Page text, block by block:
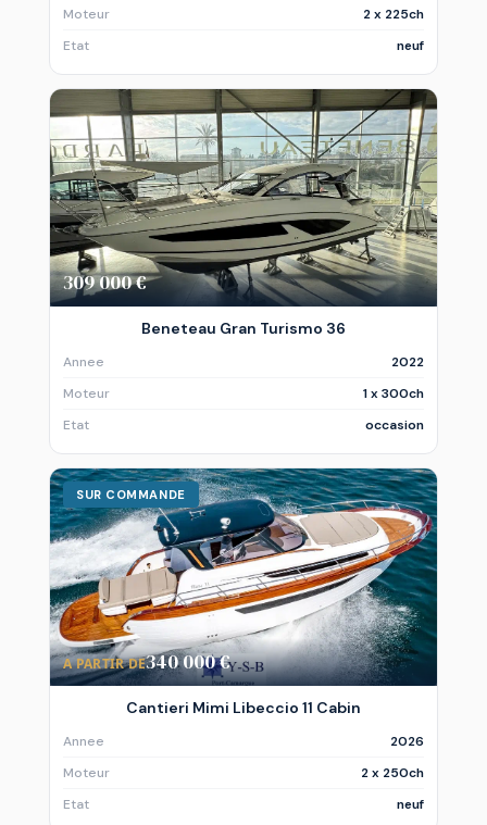
Moteur
2 x 225ch
Etat
neuf
309 000 €
Beneteau Gran Turismo 36
Annee
2022
Moteur
1 x 300ch
Etat
occasion
SUR COMMANDE
A PARTIR DE340 000 €
Cantieri Mimi Libeccio 11 Cabin
Annee
2026
Moteur
2 x 250ch
Etat
neuf